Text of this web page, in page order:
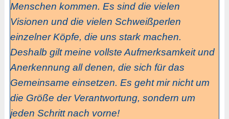
Menschen kommen. Es sind die vielen
Visionen und die vielen Schweißperlen
einzelner Köpfe, die uns stark machen.
Deshalb gilt meine vollste Aufmerksamkeit und
Anerkennung all denen, die sich für das
Gemeinsame einsetzen. Es geht mir nicht um
die Größe der Verantwortung, sondern um
jeden Schritt nach vorne!